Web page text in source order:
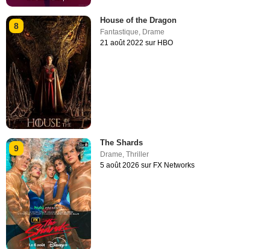
8
House of the Dragon
Fantastique, Drame
21 août 2022 sur HBO
9
The Shards
Drame,Thriller
5 août 2026 sur FX Networks